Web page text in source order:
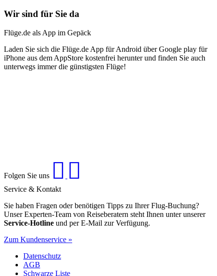
Wir sind für Sie da
Flüge.de als App im Gepäck
Laden Sie sich die Flüge.de App für Android über Google play für
iPhone aus dem AppStore kostenfrei herunter und finden Sie auch
unterwegs immer die günstigsten Flüge!
Folgen Sie uns
Service & Kontakt
Sie haben Fragen oder benötigen Tipps zu Ihrer Flug-Buchung?
Unser Experten-Team von Reiseberatern steht Ihnen unter unserer
Service-Hotline und per E-Mail zur Verfügung.
Zum Kundenservice »
Datenschutz
AGB
Schwarze Liste